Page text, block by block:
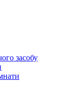
засобу